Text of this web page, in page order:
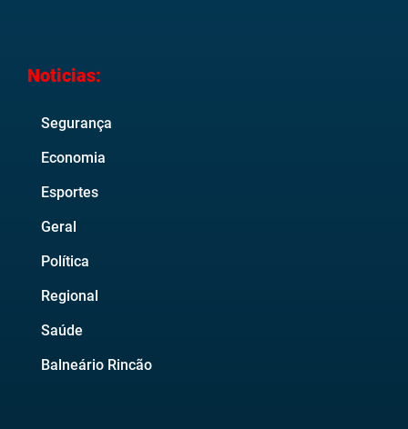
Noticias:
Segurança
Economia
Esportes
Geral
Política
Regional
Saúde
Balneário Rincão